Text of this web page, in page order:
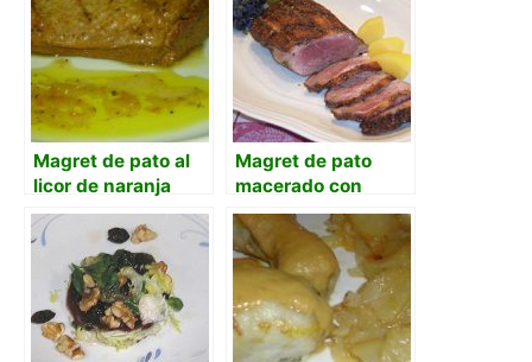
Magret de pato al
licor de naranja
Magret de pato
macerado con
manzana